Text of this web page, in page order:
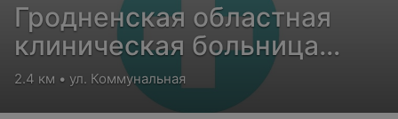
Гродненская областная
клиническая больница
медицинской
реабилитации
2.4 км • ул. Коммунальная